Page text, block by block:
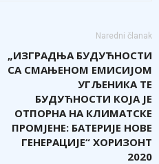
Naredni članak
„ИЗГРАДЊА БУДУЋНОСТИ
СА СМАЊЕНОМ ЕМИСИЈОМ
УГЉЕНИКА ТЕ
БУДУЋНОСТИ КОЈА ЈЕ
ОТПОРНА НА КЛИМАТСКЕ
ПРОМЈЕНЕ: БАТЕРИЈЕ НОВЕ
ГЕНЕРАЦИЈЕ“ ХОРИЗОНТ
2020